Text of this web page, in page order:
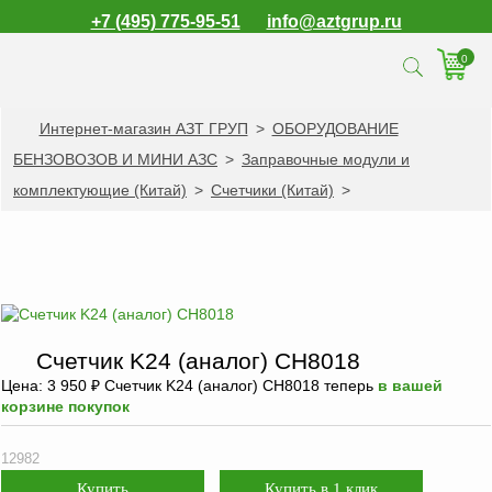
+7 (495) 775-95-51 info@aztgrup.ru
0
КАТАЛОГ ПРОДУКЦИИ
Топливораздаточные
колонки
для электромобилей
Погружные насосы к
ТРК и ГРК
Запасные части к
Электронное
Интернет-магазин АЗТ ГРУП > ОБОРУДОВАНИЕ
БЕНЗОВОЗОВ И МИНИ АЗС > Заправочные модули и
комплектующие (Китай) > Счетчики (Китай) >
Счетчик K24 (аналог) CH8018
Цена: 3 950 ₽ Счетчик K24 (аналог) CH8018 теперь в вашей
корзине покупок
12982